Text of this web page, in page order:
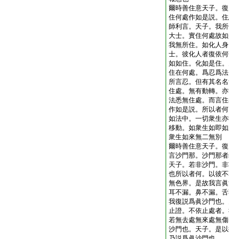
爾時善住意天子。
住何處作如是説。
師利言。天子。我
大士。實住何處故
我無所住。如化人
士。彼化人者復依
如如住。化如是住
住在何處。爲忍爲
所言忍。但有其名
住處。無有動轉。
法悉無住處。而言
作如是説。所以者
如法中。一切衆生
移動。如衆生如即
衆生如來無二無別
爾時善住意天子。
言沙門那。沙門那
天子。若非沙門。
也所以者何。以彼
無色界。是故我言
耳不漏。鼻不漏。
我復説爲眞沙門也
止證。不依止處者
若無去處無來處無
沙門也。天子。是